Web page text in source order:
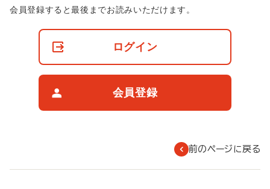
非
会員登録すると最後までお読みいただけます。
ログイン
会員登録
前のページに戻る